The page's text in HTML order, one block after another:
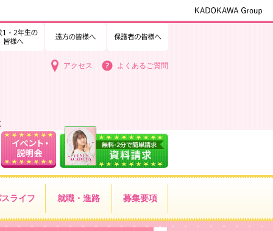
遠方の皆様へ
中学3年生の皆様へ
2年生の皆様へ
よくあるご質問
アクセス
ライフ 就職・進路 募集要項